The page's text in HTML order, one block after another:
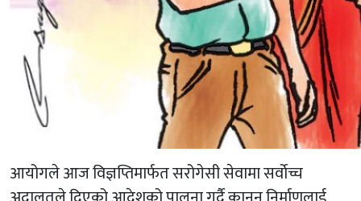
आयोगले आज विज्ञप्तिमार्फत सरोगेसी सेवामा सर्वाेच्च